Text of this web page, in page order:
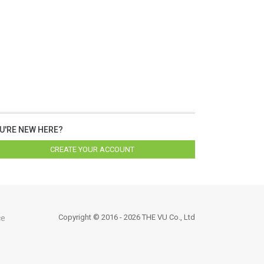
NEW HERE?
CREATE YOUR ACCOUNT
Copyright © 2016 - 2026 THE VU Co., Ltd